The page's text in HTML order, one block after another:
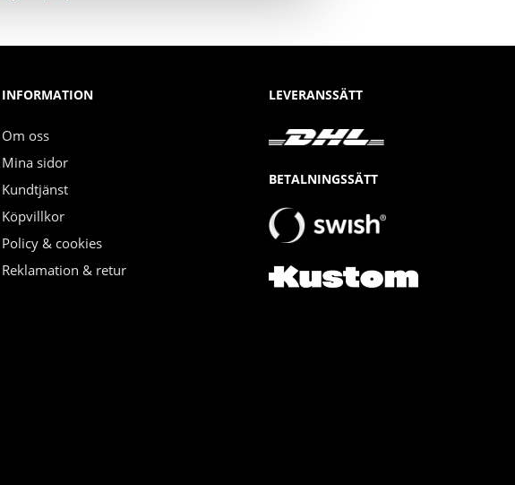
INFORMATION
Om oss
Mina sidor
Kundtjänst
Köpvillkor
Policy & cookies
Reklamation & retur
LEVERANSSÄTT
BETALNINGSSÄTT